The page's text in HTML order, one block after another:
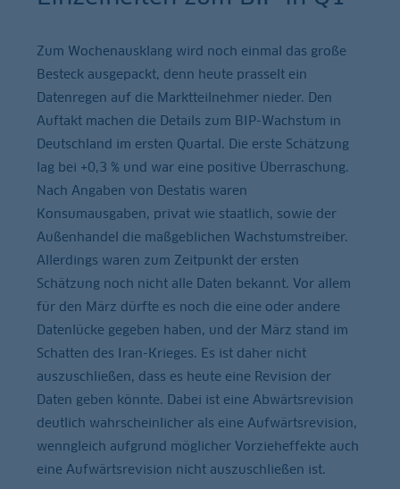
Zum Wochenausklang wird noch einmal das große
Besteck ausgepackt, denn heute prasselt ein
Datenregen auf die Marktteilnehmer nieder. Den
Auftakt machen die Details zum BIP-Wachstum in
Deutschland im ersten Quartal. Die erste Schätzung
lag bei +0,3 % und war eine positive Überraschung.
Nach Angaben von Destatis waren
Konsumausgaben, privat wie staatlich, sowie der
Außenhandel die maßgeblichen Wachstumstreiber.
Allerdings waren zum Zeitpunkt der ersten
Schätzung noch nicht alle Daten bekannt. Vor allem
für den März dürfte es noch die eine oder andere
Datenlücke gegeben haben, und der März stand im
Schatten des Iran-Krieges. Es ist daher nicht
auszuschließen, dass es heute eine Revision der
Daten geben könnte. Dabei ist eine Abwärtsrevision
deutlich wahrscheinlicher als eine Aufwärtsrevision,
wenngleich aufgrund möglicher Vorzieheffekte auch
eine Aufwärtsrevision nicht auszuschließen ist.